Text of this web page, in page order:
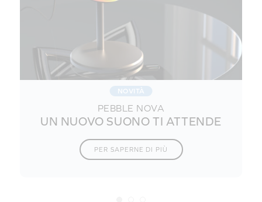
PEBBLE NOVA
UN NUOVO SUONO TI ATTENDE
PER SAPERNE DI PIÙ
NOVITÀ